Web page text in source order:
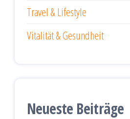
Travel & Lifestyle
Vitalität & Gesundheit
Neueste Beiträge